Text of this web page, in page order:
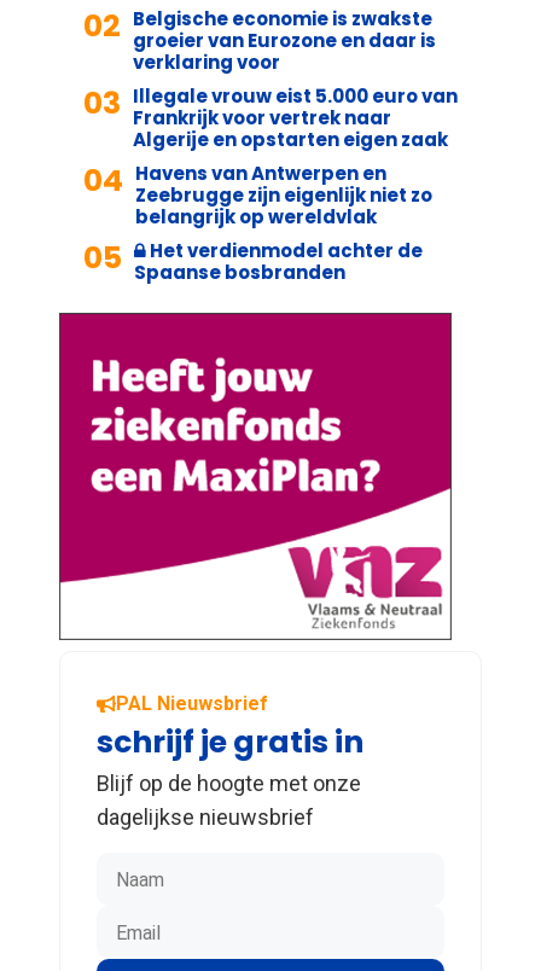
02 Belgische economie is zwakste
groeier van Eurozone en daar is
verklaring voor
03 Illegale vrouw eist 5.000 euro van
Frankrijk voor vertrek naar
Algerije en opstarten eigen zaak
04 Havens van Antwerpen en
Zeebrugge zijn eigenlijk niet zo
belangrijk op wereldvlak
05
Het verdienmodel achter de
Spaanse bosbranden
PAL Nieuwsbrief
schrijf je gratis in
Blijf op de hoogte met onze
dagelijkse nieuwsbrief